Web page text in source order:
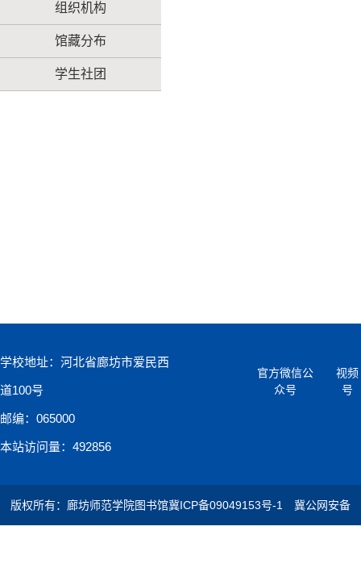
组织机构
馆藏分布
学生社团
学校地址：河北省廊坊市爱民西
道100号
邮编：065000
本站访问量：492856
官方微信公
众号
视频
号
版权所有：廊坊师范学院图书馆冀ICP备09049153号-1 冀公网安备